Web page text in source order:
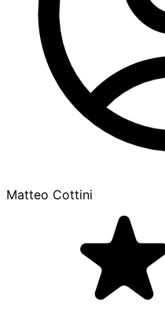
Matteo Cottini